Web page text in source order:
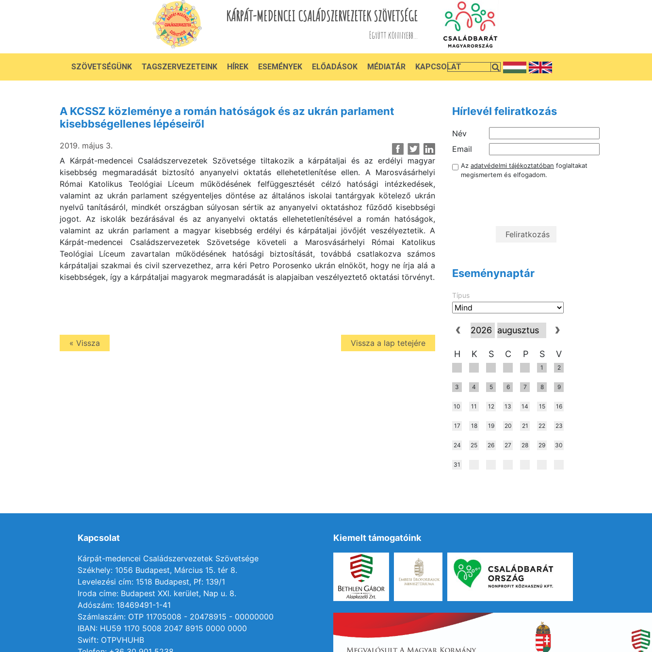
KÁRPÁT-MEDENCEI CSALÁDSZERVEZETEK SZÖVETSÉGE
Együtt könnyebb...
SZÖVETSÉGÜNK TAGSZERVEZETEINK HÍREK ESEMÉNYEK ELŐADÁSOK MÉDIATÁR KAPCSOLAT
A KCSSZ közleménye a román hatóságok és az ukrán parlament
kisebbségellenes lépéseiről
2019. május 3.
A Kárpát-medencei Családszervezetek Szövetsége tiltakozik a kárpátaljai és az erdélyi magyar
kisebbség megmaradását biztosító anyanyelvi oktatás ellehetetlenítése ellen. A Marosvásárhelyi
Római Katolikus Teológiai Líceum működésének felfüggesztését célzó hatósági intézkedések,
valamint az ukrán parlament szégyenteljes döntése az általános iskolai tantárgyak kötelező ukrán
nyelvű tanításáról, mindkét országban súlyosan sértik az anyanyelvi oktatáshoz fűződő kisebbségi
jogot. Az iskolák bezárásával és az anyanyelvi oktatás ellehetetlenítésével a román hatóságok,
valamint az ukrán parlament a magyar kisebbség erdélyi és kárpátaljai jövőjét veszélyeztetik. A
Kárpát-medencei Családszervezetek Szövetsége követeli a Marosvásárhelyi Római Katolikus
Teológiai Líceum zavartalan működésének hatósági biztosítását, továbbá csatlakozva számos
kárpátaljai szakmai és civil szervezethez, arra kéri Petro Porosenko ukrán elnököt, hogy ne írja alá a
kisebbségek, így a kárpátaljai magyarok megmaradását is alapjaiban veszélyeztető oktatási törvényt.
« Vissza Vissza a lap tetejére
Hírlevél feliratkozás
Név
Email
Az adatvédelmi tájékoztatóban foglaltakat
megismertem és elfogadom.
Eseménynaptár
Típus
H K S C P S V
1 2
3 4 5 6 7 8 9
10 11 12 13 14 15 16
17 18 19 20 21 22 23
24 25 26 27 28 29 30
31
Kapcsolat
Kárpát-medencei Családszervezetek Szövetsége
Székhely: 1056 Budapest, Március 15. tér 8.
Levelezési cím: 1518 Budapest, Pf: 139/1
Iroda címe: Budapest XXI. kerület, Nap u. 8.
Adószám: 18469491-1-41
Számlaszám: OTP 11705008 - 20478915 - 00000000
IBAN: HU59 1170 5008 2047 8915 0000 0000
Swift: OTPVHUHB
Kiemelt támogatóink